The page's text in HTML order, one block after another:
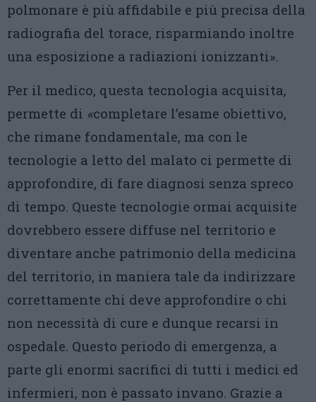
polmonare è più affidabile e più precisa della
radiografia del torace, risparmiando inoltre
una esposizione a radiazioni ionizzanti».
Per il medico, questa tecnologia acquisita,
permette di «completare l’esame obiettivo,
che rimane fondamentale, ma con le
tecnologie a letto del malato ci permette di
approfondire, di fare diagnosi senza spreco
di tempo. Queste tecnologie ormai acquisite
dovrebbero essere diffuse nel territorio e
diventare anche patrimonio della medicina
del territorio, in maniera tale da indirizzare
correttamente chi deve approfondire o chi
non necessità di cure e dunque recarsi in
ospedale. Questo periodo di emergenza, a
parte gli enormi sacrifici di tutti i medici ed
infermieri, non è passato invano. Grazie a